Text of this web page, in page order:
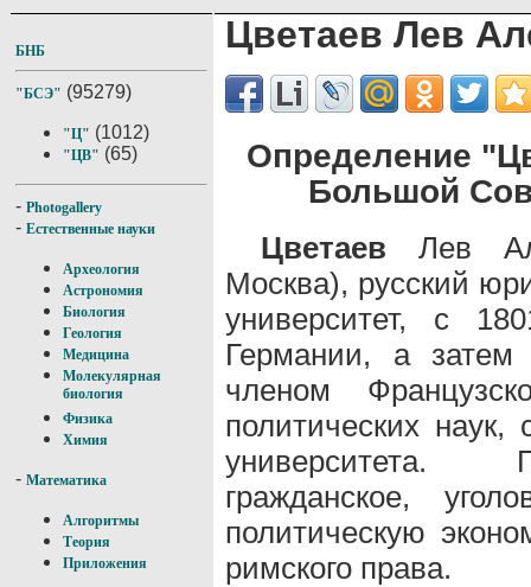
БНБ
"БСЭ" (95279)
"Ц" (1012)
"ЦВ" (65)
- Photogallery
- Естественные науки
Археология
Астрономия
Биология
Геология
Медицина
Молекулярная
биология
Физика
Химия
- Математика
Алгоритмы
Теория
Приложения
Цветаев Лев
Определение
Большой
Цветаев Лев
Москва), русский
университет, с
Германии, а
членом
политических наук,
университета.
гражданское,
политическую
римского права.